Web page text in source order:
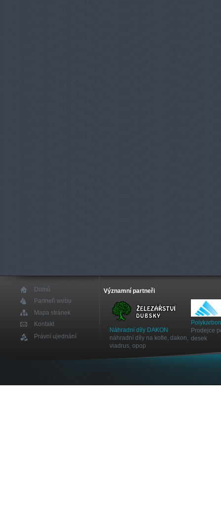
Domů
Partneři webu
Mapa stránek
Kontakt
Právní ujednání
Významní partneři
Náhradní díly DAKON
náhradní díly na kotle, dakon,
viadrus, opop
Prodejce
desek